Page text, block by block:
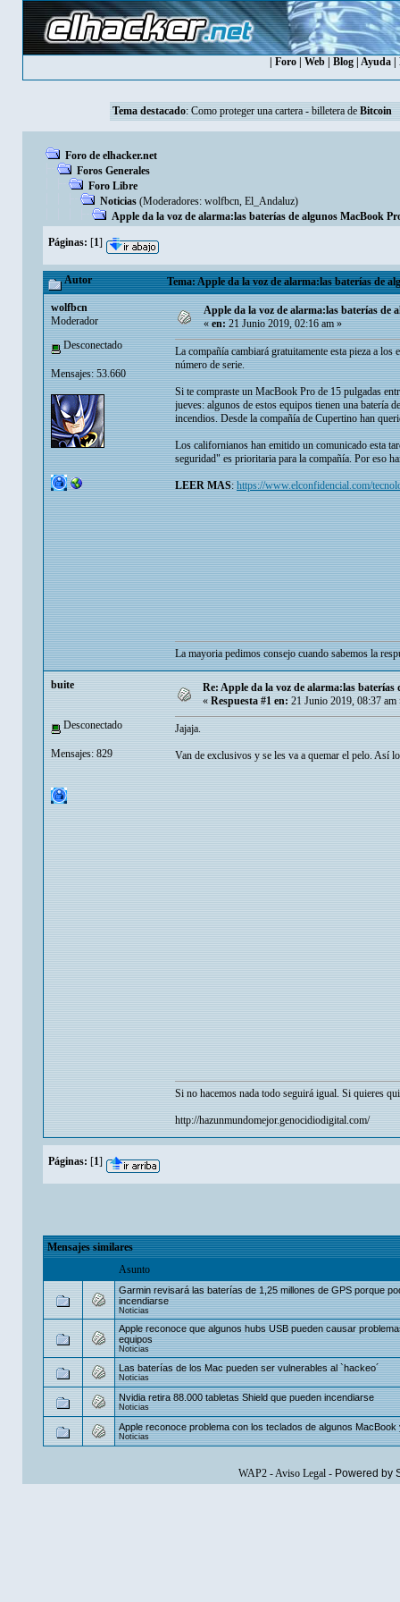
Foro| Web| Blog| Ayuda|
Tema destacado: Como proteger una cartera - billetera de Bitcoin
Foro de elhacker.net
Foros Generales
Foro Libre
Noticias (Moderadores: wolfbcn, El_Andaluz)
Apple da la voz de alarma:las baterías de algunos MacBook
Páginas: [1]
Autor Tema: Apple da la voz de alarma:las baterías de
wolfbcn
Moderador
Desconectado
Mensajes: 53.660
Apple da la voz de alarma:las baterías de
«en:21 Junio 2019, 02:16 am »
La compañía cambiará gratuitamente esta pieza a
número de serie.
Si te compraste un MacBook Pro de 15 pulgadas
jueves: algunos de estos equipos tienen una batería
incendios. Desde la compañía de Cupertino han
Los californianos han emitido un comunicado esta
seguridad" es prioritaria para la compañía. Por eso
LEER MAS:https://www.elconfidencial.com/
La mayoria pedimos consejo cuando sabemos la
buite
Desconectado
Mensajes: 829
Re: Apple da la voz de alarma:las
« Respuesta #1 en: 21 Junio 2019, 08:37 am
Jajaja.
Van de exclusivos y se les va a quemar el pelo. Así
Si no hacemos nada todo seguirá igual. Si quieres
http://hazunmundomejor.genocidiodigital.com/
Páginas: [1]
Mensajes similares
Asunto
Garmin revisará las baterías de 1,25 millones de GPS porque
incendiarse
Noticias
Apple reconoce que algunos hubs USB pueden causar
equipos
Noticias
Las baterías de los Mac pueden ser vulnerables al `hackeo´
Noticias
Nvidia retira 88.000 tabletas Shield que pueden incendiarse
Noticias
Apple reconoce problema con los teclados de algunos MacBook
Noticias
WAP2-Aviso Legal- Powered by